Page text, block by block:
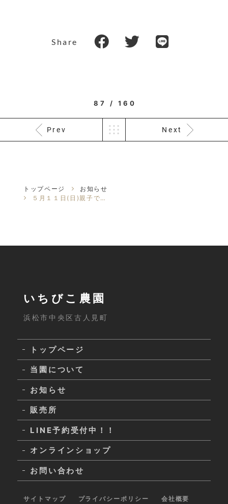
Share
87 / 160
Prev Next
トップページ
お知らせ
５月１１日(日)親子でプルートで楽しむ♪母の日マルシェに出店します！！
いちびこ農園
浜松市中央区古人見町
トップページ
当園について
お知らせ
販売所
LINE予約受付中！！
オンラインショップ
お問い合わせ
サイトマップ プライバシーポリシー 会社概要